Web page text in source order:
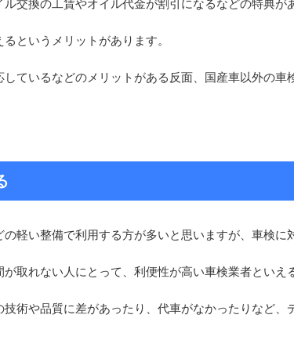
交換の工賃やオイル代金が割引になるなどの特典
というメリットがあります。
ているなどのメリットがある反面、国産車以外の
軽い整備で利用する方が多いと思いますが、車検に
取れない人にとって、利便性が高い車検業者といえ
術や品質に差があったり、代車がなかったりなど